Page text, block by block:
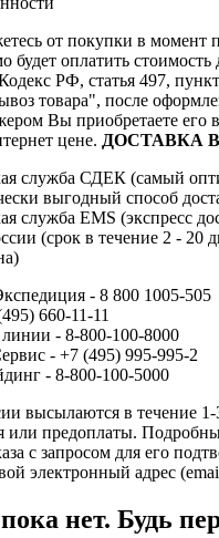
от покупки в момент
будет оплатить стоимость
РФ, статья 497,
товара", после
Вы приобретаете его
цене. ДОСТАВКА
служба СДЕК (самый
выгодный способ
служба EMS (экспресс
(срок в течение 2 - 20
- 8 800 1005-505
660-11-11
- 8-800-100-8000
- +7 (495) 995-995-2
- 8-800-100-5000
высылаются в течение
или предоплаты.
с запросом для его
электронный адрес
нет. Будь